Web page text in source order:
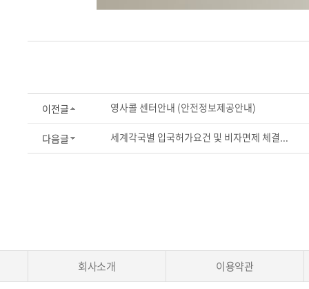
이전글 영사콜 센터안내 (안전정보제공안내)
다음글 세계각국별 입국허가요건 및 비자면제 체결...
회사소개 이용약관